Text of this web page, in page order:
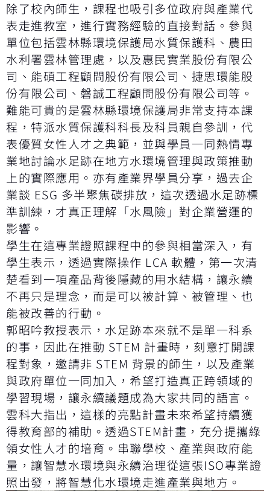
除了校內師生，課程也吸引多位政府與產業代
表走進教室，進行實務經驗的直接對話。參與
單位包括雲林縣環境保護局水質保護科、農田
水利署雲林管理處，以及惠民實業股份有限公
司、能碩工程顧問股份有限公司、捷思環能股
份有限公司、磐誠工程顧問股份有限公司等。
難能可貴的是雲林縣環境保護局非常支持本課
程，特派水質保護科科長及科員親自參訓，代
表優質女性人才之典範，並與學員一同熱情專
業地討論水足跡在地方水環境管理與政策推動
上的實際應用。亦有產業界學員分享，過去企
業談 ESG 多半聚焦碳排放，這次透過水足跡標
準訓練，才真正理解「水風險」對企業營運的
影響。
學生在這專業證照課程中的參與相當深入，有
學生表示，透過實際操作 LCA 軟體，第一次清
楚看到一項產品背後隱藏的用水結構，讓永續
不再只是理念，而是可以被計算、被管理、也
能被改善的行動。
郭昭吟教授表示，水足跡本來就不是單一科系
的事，因此在推動 STEM 計畫時，刻意打開課
程對象，邀請非 STEM 背景的師生，以及產業
與政府單位一同加入，希望打造真正跨領域的
學習現場，讓永續議題成為大家共同的語言。
雲科大指出，這樣的亮點計畫未來希望持續獲
得教育部的補助。透過STEM計畫，充分提攜綠
領女性人才的培育。串聯學校、產業與政府能
量，讓智慧水環境與永續治理從這張ISO專業證
照出發，將智慧化水環境走進產業與地方。